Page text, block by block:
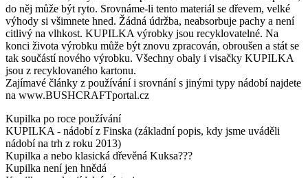
do něj může být ryto. Srovnáme-li tento materiál se dřevem, velké
výhody si všimnete hned. Žádná údržba, neabsorbuje pachy a není
citlivý na vlhkost. KUPILKA výrobky jsou recyklovatelné. Na
konci života výrobku může být znovu zpracován, obroušen a stát se
tak součástí nového výrobku. Všechny obaly i visačky KUPILKA
jsou z recyklovaného kartonu.
Zajímavé články z používání i srovnání s jinými typy nádobí najdete
na www.BUSHCRAFTportal.cz
Kupilka po roce používání
KUPILKA - nádobí z Finska (základní popis, kdy jsme uváděli
nádobí na trh z roku 2013)
Kupilka a nebo klasická dřevěná Kuksa???
Kupilka není jen hnědá